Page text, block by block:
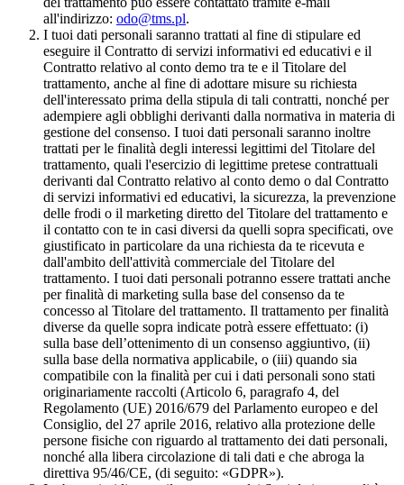
all'indirizzo: odo@tms.pl.
I tuoi dati personali saranno trattati al fine di stipulare ed
eseguire il Contratto di servizi informativi ed educativi e il
Contratto relativo al conto demo tra te e il Titolare del
trattamento, anche al fine di adottare misure su richiesta
dell'interessato prima della stipula di tali contratti, nonché per
adempiere agli obblighi derivanti dalla normativa in materia di
gestione del consenso. I tuoi dati personali saranno inoltre
trattati per le finalità degli interessi legittimi del Titolare del
trattamento, quali l'esercizio di legittime pretese contrattuali
derivanti dal Contratto relativo al conto demo o dal Contratto
di servizi informativi ed educativi, la sicurezza, la prevenzione
delle frodi o il marketing diretto del Titolare del trattamento e
il contatto con te in casi diversi da quelli sopra specificati, ove
giustificato in particolare da una richiesta da te ricevuta e
dall'ambito dell'attività commerciale del Titolare del
trattamento. I tuoi dati personali potranno essere trattati anche
per finalità di marketing sulla base del consenso da te
concesso al Titolare del trattamento. Il trattamento per finalità
diverse da quelle sopra indicate potrà essere effettuato: (i)
sulla base dell’ottenimento di un consenso aggiuntivo, (ii)
sulla base della normativa applicabile, o (iii) quando sia
compatibile con la finalità per cui i dati personali sono stati
originariamente raccolti (Articolo 6, paragrafo 4, del
Regolamento (UE) 2016/679 del Parlamento europeo e del
Consiglio, del 27 aprile 2016, relativo alla protezione delle
persone fisiche con riguardo al trattamento dei dati personali,
nonché alla libera circolazione di tali dati e che abroga la
direttiva 95/46/CE, (di seguito: «GDPR»).